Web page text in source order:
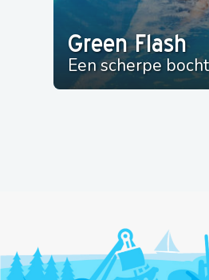
Green Flash
Een scherpe